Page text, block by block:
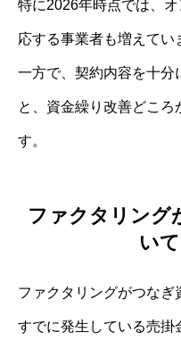
特に2026年時点では、
応する事業者も増えてい
一方で、契約内容を十分
と、資金繰り改善どころ
す。
ファクタリング
い
ファクタリングがつなぎ
すでに発生している売掛